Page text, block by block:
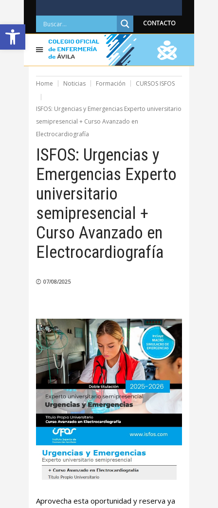
Abrir barra de herramientas CONTACTO
Home Noticias Formación CURSOS ISFOS
ISFOS: Urgencias y Emergencias Experto universitario
semipresencial + Curso Avanzado en
Electrocardiografía
ISFOS: Urgencias y
Emergencias Experto
universitario
semipresencial +
Curso Avanzado en
Electrocardiografía
07/08/2025
Aprovecha esta oportunidad y reserva ya